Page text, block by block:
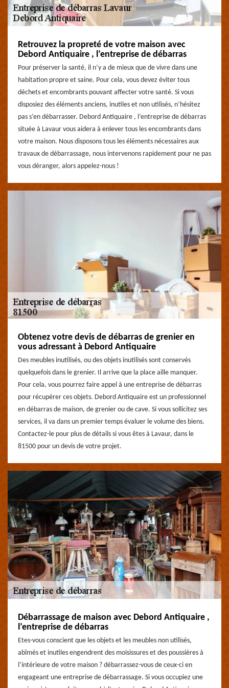
Retrouvez la propreté de votre maison avec
Debord Antiquaire , l’entreprise de débarras
Pour préserver la santé, il n’y a de mieux que de vivre dans une
habitation propre et saine. Pour cela, vous devez éviter tous
déchets et encombrants pouvant affecter votre santé. Si vous
disposiez des éléments anciens, inutiles et non utilisés, n’hésitez
pas s’en débarrasser. Debord Antiquaire , l’entreprise de débarras
située à Lavaur vous aidera à enlever tous les encombrants dans
votre maison. Nous disposons tous les éléments nécessaires aux
travaux de débarrassage, nous intervenons rapidement pour ne pas
vous déranger, alors appelez-nous !
Obtenez votre devis de débarras de grenier en
vous adressant à Debord Antiquaire
Des meubles inutilisés, ou des objets inutilisés sont conservés
quelquefois dans le grenier. Il arrive que la place aille manquer.
Pour cela, vous pourrez faire appel à une entreprise de débarras
pour récupérer ces objets. Debord Antiquaire est un professionnel
en débarras de maison, de grenier ou de cave. Si vous sollicitez ses
services, il va dans un premier temps évaluer le volume des biens.
Contactez-le pour plus de détails si vous êtes à Lavaur, dans le
81500 pour un devis de votre projet.
Débarrassage de maison avec Debord Antiquaire ,
l’entreprise de débarras
Etes-vous conscient que les objets et les meubles non utilisés,
abîmés et inutiles engendrent des moisissures et des poussières à
l’intérieure de votre maison ? débarrassez-vous de ceux-ci en
engageant une entreprise de débarrassage. Si vous occupiez une